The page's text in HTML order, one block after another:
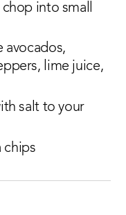
into small
avocados,
lime juice,
salt to your
chips